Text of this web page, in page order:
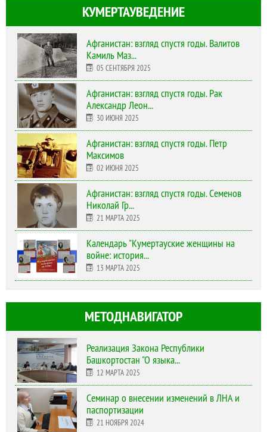
КУМЕРТАУВЕДЕНИЕ
Афганистан: взгляд спустя годы. Валитов
Камиль Маз...
05 СЕНТЯБРЯ 2025
Афганистан: взгляд спустя годы. Рак
Александр Леон...
30 ИЮНЯ 2025
Афганистан: взгляд спустя годы. Петр
Максимов
02 ИЮНЯ 2025
Афганистан: взгляд спустя годы. Семенов
Николай Гр...
21 МАРТА 2025
Календарь "Кумертауские женщины на
войне: история...
13 МАРТА 2025
МЕТОДНАВИГАТОР
Реализация Закона Республики
Башкортостан "О языка...
12 МАРТА 2025
Cеминар о внесении изменений в ЛНА и
паспортизации
21 НОЯБРЯ 2024